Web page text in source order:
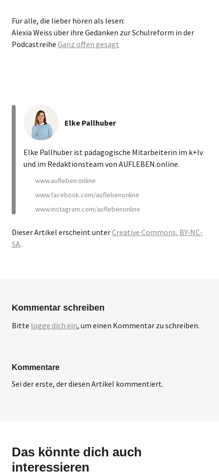
Für alle, die lieber hören als lesen:
Alexia Weiss über ihre Gedanken zur Schulreform in der
Podcastreihe Ganz offen gesagt
Elke Pallhuber
Elke Pallhuber ist pädagogische Mitarbeiterin im k+lv
und im Redaktionsteam von AUFLEBEN.online.
www.aufleben.online
www.facebook.com/auflebenonline
www.instagram.com/auflebenonline
Dieser Artikel erscheint unterCreative Commons, BY-NC-
SA.
Kommentar schreiben
Bitte logge dich ein, um einen Kommentar zu schreiben.
Kommentare
Sei der erste, der diesen Artikel kommentiert.
Das könnte dich auch
interessieren